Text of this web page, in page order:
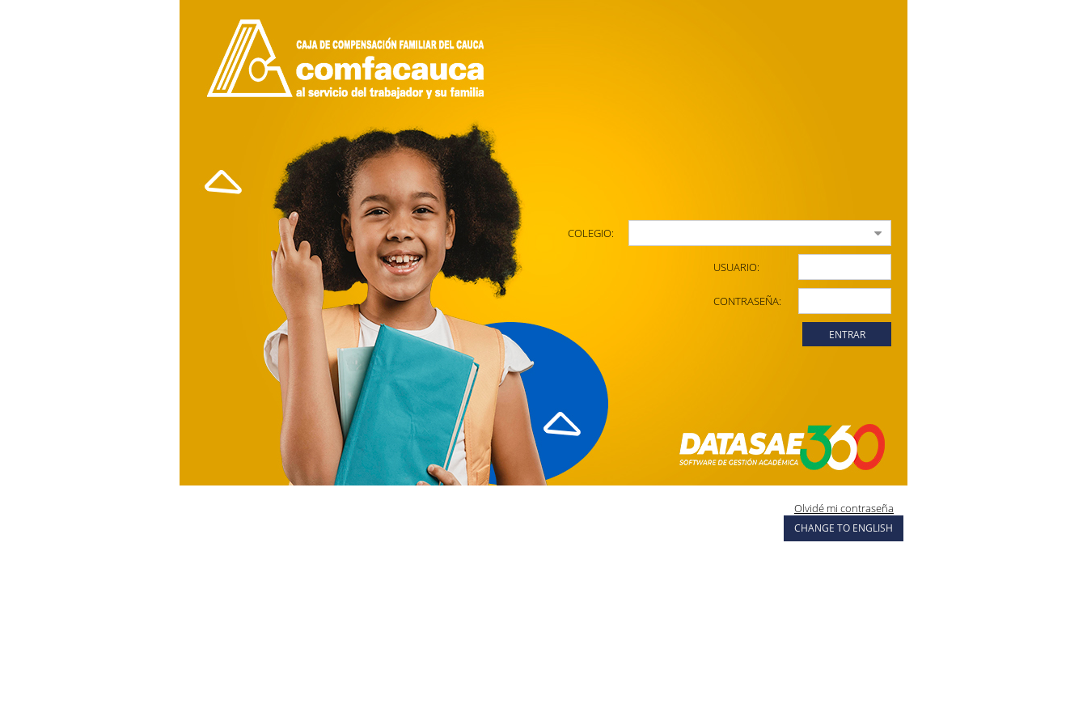
COLEGIO:
USUARIO:
CONTRASEÑA:
ENTRAR
Olvidé mi contraseña
CHANGE TO ENGLISH